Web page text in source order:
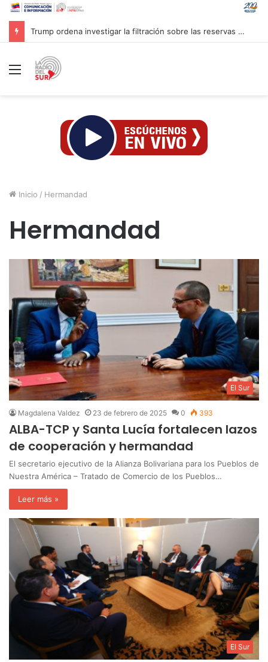
Inaugurado en Cuba XXIV Encuentro Internacional de Partidos Comunistas y Obreros
Menú
Inicio / Hermandad
Hermandad
El Sur
Magdalena Valdez 23 de febrero de 2025 0 393
ALBA-TCP y Santa Lucía fortalecen lazos
de cooperación y hermandad
El secretario ejecutivo de la Alianza Bolivariana para los Pueblos de
Nuestra América – Tratado de Comercio de los Pueblos…
Leer más »
El Sur